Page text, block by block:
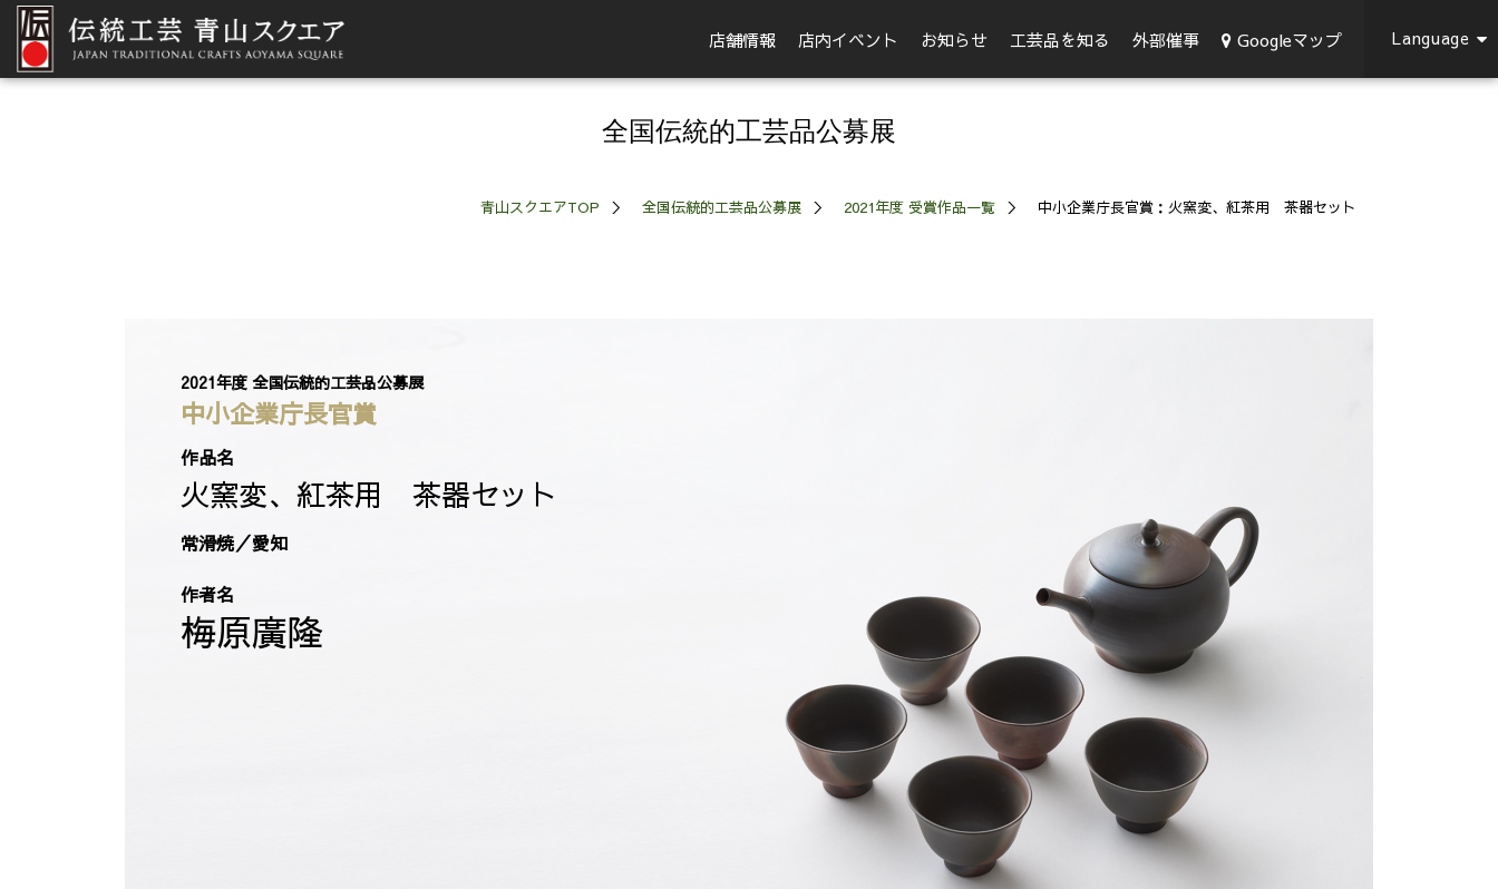
店舗情報 店内イベント お知らせ 工芸品を知る 外部催事 Googleマップ Language
全国伝統的工芸品公募展
青山スクエアTOP 全国伝統的工芸品公募展 2021年度 受賞作品一覧 中小企業庁長官賞：火窯変、紅茶用 茶器セット
2021年度 全国伝統的工芸品公募展
中小企業庁長官賞
作品名
火窯変、紅茶用 茶器セット
常滑焼／愛知
作者名
梅原廣隆